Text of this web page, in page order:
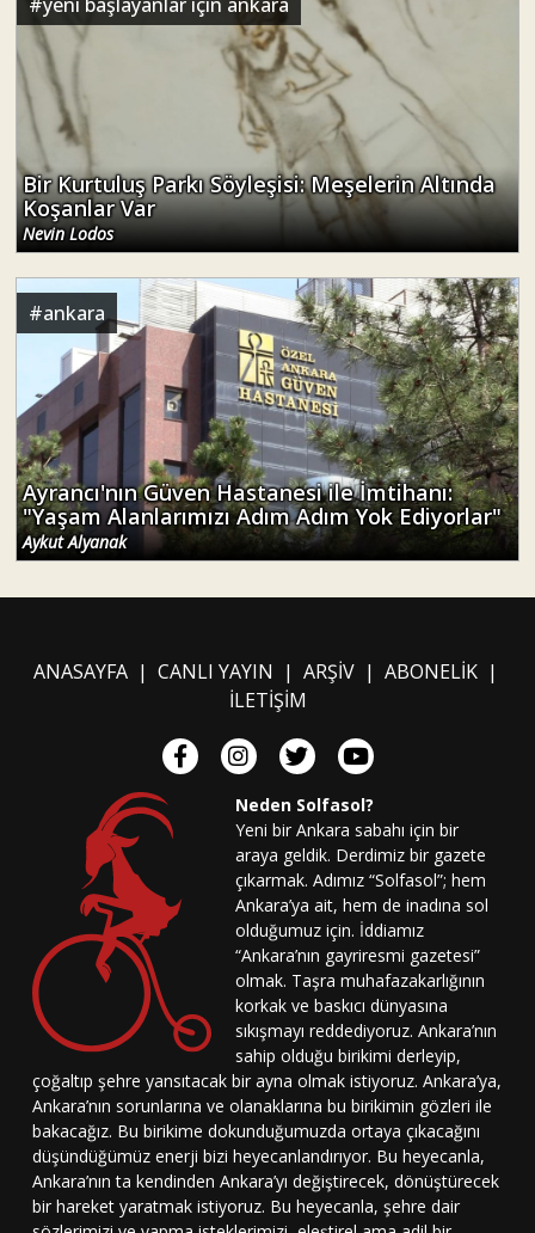
Bir Kurtuluş Parkı Söyleşisi: Meşelerin Altında
Koşanlar Var
Nevin Lodos
#ankara
Ayrancı'nın Güven Hastanesi ile İmtihanı:
"Yaşam Alanlarımızı Adım Adım Yok Ediyorlar"
Aykut Alyanak
ANASAYFA| CANLI YAYIN | ARŞİV| ABONELİK|
İLETİŞİM
Neden Solfasol?
Yeni bir Ankara sabahı için bir
araya geldik. Derdimiz bir gazete
çıkarmak. Adımız “Solfasol”; hem
Ankara’ya ait, hem de inadına sol
olduğumuz için. İddiamız
“Ankara’nın gayriresmi gazetesi”
olmak. Taşra muhafazakarlığının
korkak ve baskıcı dünyasına
sıkışmayı reddediyoruz. Ankara’nın
sahip olduğu birikimi derleyip,
çoğaltıp şehre yansıtacak bir ayna olmak istiyoruz. Ankara’ya,
Ankara’nın sorunlarına ve olanaklarına bu birikimin gözleri ile
bakacağız. Bu birikime dokunduğumuzda ortaya çıkacağını
düşündüğümüz enerji bizi heyecanlandırıyor. Bu heyecanla,
Ankara’nın ta kendinden Ankara’yı değiştirecek, dönüştürecek
bir hareket yaratmak istiyoruz. Bu heyecanla, şehre dair